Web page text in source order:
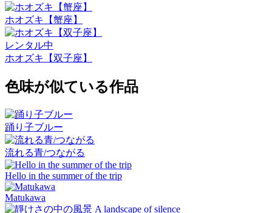
ホオズキ【蟹座】
レンタル中
ホオズキ【双子座】
色味が似ている作品
踊り子ブルー
流れる青/つながる
Hello in the summer of the trip
Matukawa